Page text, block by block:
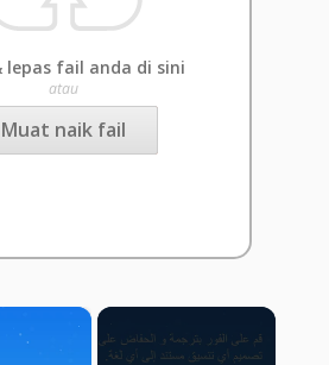
lepas fail anda di sini
atau
Muat naik fail
×